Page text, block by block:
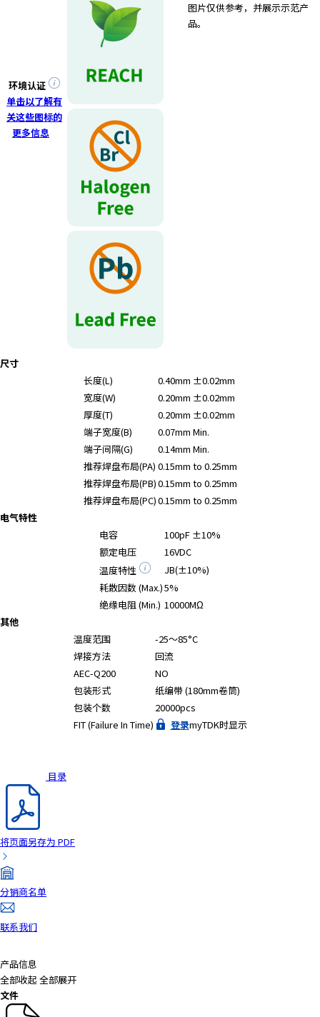
环境认证
单击以了解有
关这些图标的
更多信息
图片仅供参考，并展示示范产
品。
尺寸
长度(L)
0.40mm ±0.02mm
宽度(W)
0.20mm ±0.02mm
厚度(T)
0.20mm ±0.02mm
端子宽度(B)
0.07mm Min.
端子间隔(G)
0.14mm Min.
推荐焊盘布局(PA) 0.15mm to 0.25mm
推荐焊盘布局(PB)0.15mm to 0.25mm
推荐焊盘布局(PC)0.15mm to 0.25mm
电气特性
电容
100pF ±10%
额定电压
16VDC
温度特性
JB(±10%)
耗散因数 (Max.)5%
绝缘电阻 (Min.) 10000MΩ
其他
温度范围
-25～85°C
焊接方法
回流
AEC-Q200
NO
包装形式
纸编带 (180mm卷筒)
包装个数
20000pcs
FIT (Failure In Time)
登录myTDK时显示
目录
将页面另存为 PDF
分销商名单
联系我们
产品信息
全部收起 全部展开
文件